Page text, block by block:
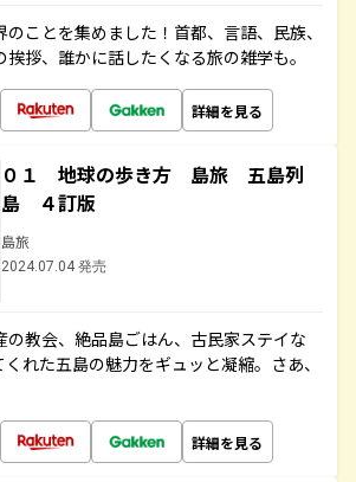
ことを集めました！首都、言語、民族、
拶、誰かに話したくなる旅の雑学も。
詳細を見る
０１ 地球の歩き方 島旅 五島列
島 ４訂版
島旅
2024.07.04 発売
の教会、絶品島ごはん、古民家ステイな
れた五島の魅力をギュッと凝縮。さあ、
詳細を見る